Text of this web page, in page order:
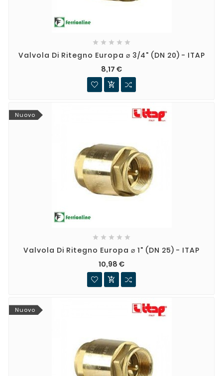
    
Valvola Di Ritegno Europa ⌀ 3/4" (DN 20) - ITAP
8,17 €

Nuovo
    
Valvola Di Ritegno Europa ⌀ 1" (DN 25) - ITAP
10,98 €

Nuovo